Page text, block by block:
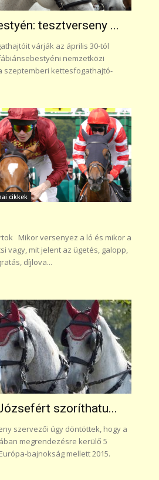
tesztverseny ...
várják az április 30-tól
nemzetközi
szeptemberi kettesfogathajtó-
cikkek
Mikor versenyez a ló és mikor a
vagy, mit jelent az ügetés, galopp,
díjlova...
szoríthatu...
szervezői úgy döntöttek, hogy a
megrendezésre kerülő 5
bajnokság mellett 2015.